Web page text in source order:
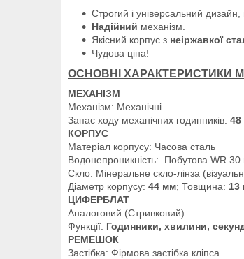
Строгий і універсальний
Надійний механізм.
Якісний корпус з неіржавкої
Чудова ціна!
ОСНОВНІ ХАРАКТЕРИСТИКИ
МЕХАНІЗМ
Механізм: Механічні
Запас ходу механічних годинників: 48
КОРПУС
Матеріал корпусу: Часова сталь
Водонепроникність: Побутова WR
Скло: Мінеральне скло-лінза
Діаметр корпусу: 44 мм; Товщина: 13
ЦИФЕРБЛАТ
Аналоговий (Стривковий)
Функції: Годинники, хвилини,
РЕМЕШОК
Застібка: Фірмова застібка кліпса